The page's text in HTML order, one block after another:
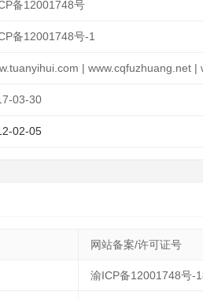
备12001748号
备12001748号-1
| www.cqfuzhuang.net |
03-30
02-05
网站备案/许可证号
渝ICP备12001748号-